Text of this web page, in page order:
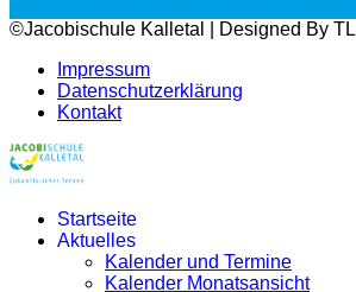
©Jacobischule Kalletal | Designed By TL
Impressum
Datenschutzerklärung
Kontakt
Startseite
Aktuelles
Kalender und Termine
Kalender Monatsansicht